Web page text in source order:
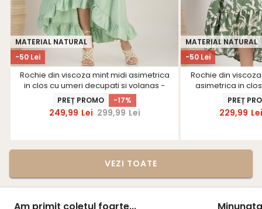
-50 Lei
MATERIAL NATURAL
Rochie din viscoza mint midi asimetrica
in clos cu umeri decupati si volanas -
StarShinerS
PREȚ PROMO -17%
249,99 Lei 299,99 Lei
-50 Lei
MATERIAL NATURAL
Rochie din
asimetrica in
cordonPREȚ
229,99
VEZI TOATE